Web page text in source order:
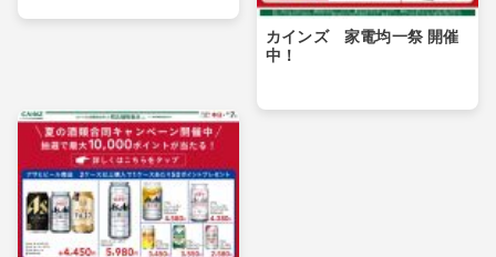
カインズ 家電均一祭 開催
中！